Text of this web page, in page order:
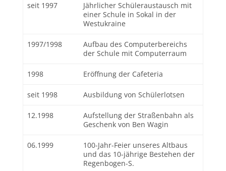
seit 1997
Jährlicher Schüleraustausch mit
einer Schule in Sokal in der
Westukraine
1997/1998
Aufbau des Computerbereichs
der Schule mit Computerraum
1998 Eröffnung der Cafeteria
seit 1998 Ausbildung von Schülerlotsen
12.1998
Aufstellung der Straßenbahn als
Geschenk von Ben Wagin
06.1999
100-Jahr-Feier unseres Altbaus
und das 10-jährige Bestehen der
Regenbogen-S.